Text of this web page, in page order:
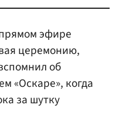
эфире
церемонию,
об
«Оскаре», когда
за шутку